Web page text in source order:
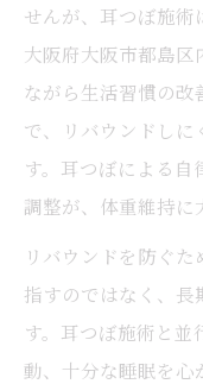
せんが、耳つぼ施術
大阪府大阪市都島区
ながら生活習慣の改
で、リバウンドしに
す。耳つぼによる自
調整が、体重維持に
リバウンドを防ぐ
指すのではなく、長
す。耳つぼ施術と
動、十分な睡眠を心